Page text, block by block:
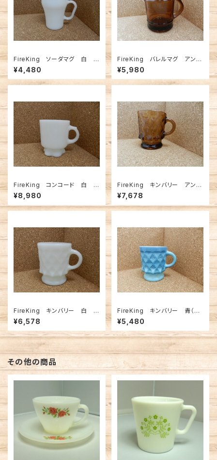
FireKing ソーダマグ 白
（FK-12585）
¥4,480
FireKing バレルマグ アンバ
ー（ FK-12584）
¥5,980
FireKing コンコード 白
（FK-12583）
¥8,980
FireKing キンバリー アンバ
ー（FK-12569）
¥7,678
FireKing キンバリー 白
（FK-12568）
¥6,578
FireKing キンバリー 青（FK
-12567）
¥5,480
その他の商品